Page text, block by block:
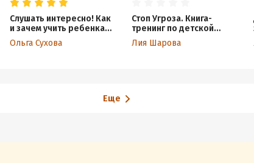
Слушать интересно! Как
и зачем учить ребенка
слушать? Более 150 игр,
направленных на
Ольга Сухова
Стоп Угроза. Книга-
тренинг по детской
безопасности для
родителей детей 5–12
Лия Шарова
Еще